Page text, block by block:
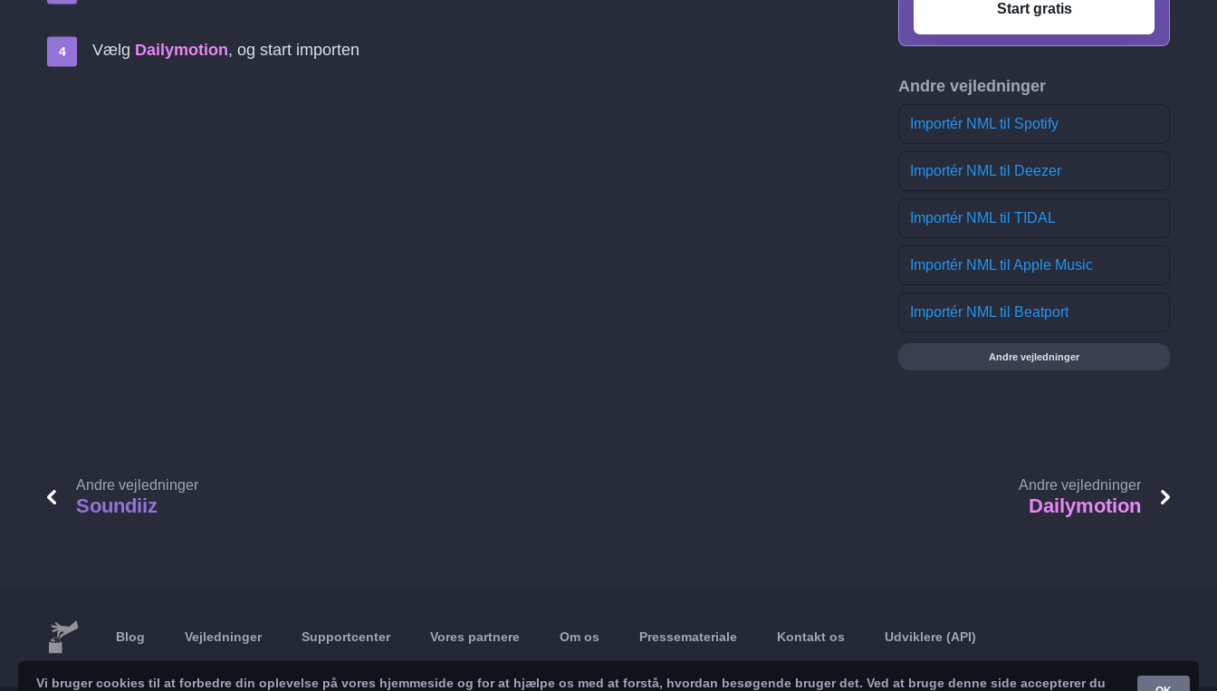
Vælg Dailymotion, og start importen
Start gratis
Andre vejledninger
Importér NML til Spotify
Importér NML til Deezer
Importér NML til TIDAL
Importér NML til Apple Music
Importér NML til Beatport
Andre vejledninger
Andre vejledninger
Soundiiz
Andre vejledninger
Dailymotion
Blog Vejledninger Supportcenter Vores partnere Om os Pressemateriale Kontakt os Udviklere (API)
Vi bruger cookies til at forbedre din oplevelse på vores hjemmeside og for at hjælpe os med at forstå, hvordan besøgende bruger det. Ved at bruge denne side accepterer du